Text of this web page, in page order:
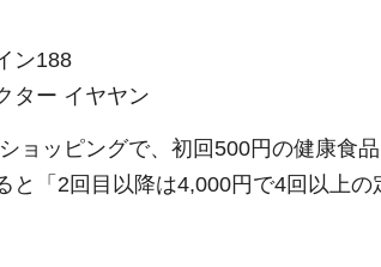
ン188
ター イヤヤン
ョッピングで、初回500円の健康食
と「2回目以降は4,000円で4回以上